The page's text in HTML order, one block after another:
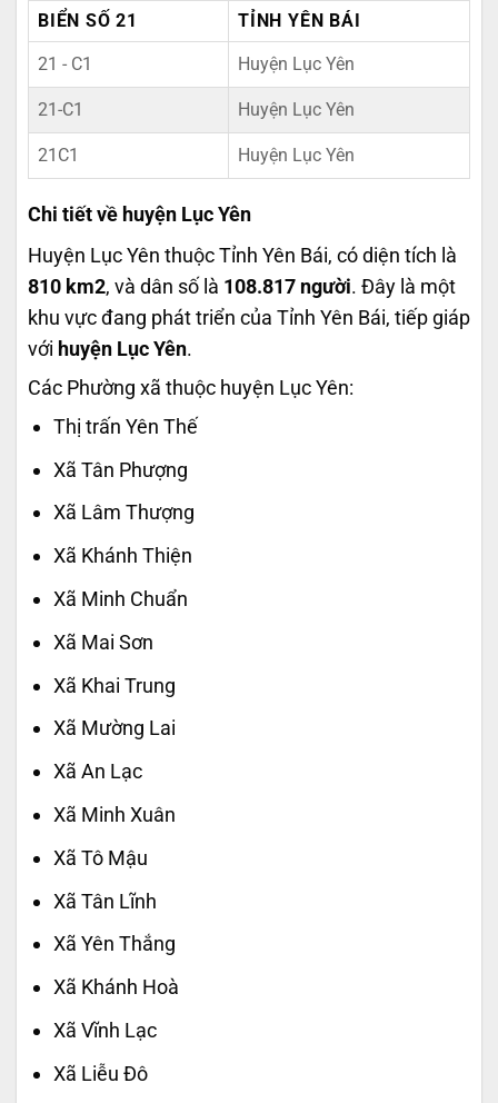
BIỂN SỐ 21 TỈNH YÊN BÁI
21 - C1 Huyện Lục Yên
21-C1 Huyện Lục Yên
21C1 Huyện Lục Yên
Chi tiết về huyện Lục Yên
Huyện Lục Yên thuộc Tỉnh Yên Bái, có diện tích là
810 km2, và dân số là 108.817 người. Đây là một
khu vực đang phát triển của Tỉnh Yên Bái, tiếp giáp
với huyện Lục Yên.
Các Phường xã thuộc huyện Lục Yên:
Thị trấn Yên Thế
Xã Tân Phượng
Xã Lâm Thượng
Xã Khánh Thiện
Xã Minh Chuẩn
Xã Mai Sơn
Xã Khai Trung
Xã Mường Lai
Xã An Lạc
Xã Minh Xuân
Xã Tô Mậu
Xã Tân Lĩnh
Xã Yên Thắng
Xã Khánh Hoà
Xã Vĩnh Lạc
Xã Liễu Đô